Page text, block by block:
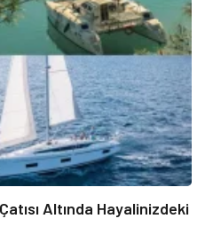
Altında Hayalinizdeki